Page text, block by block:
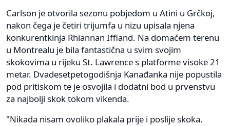
Carlson je otvorila sezonu pobjedom u Atini u Grčkoj,
nakon čega je četiri trijumfa u nizu upisala njena
konkurentkinja Rhiannan Iffland. Na domaćem terenu
u Montrealu je bila fantastična u svim svojim
skokovima u rijeku St. Lawrence s platforme visoke 21
metar. Dvadesetpetogodišnja Kanađanka nije popustila
pod pritiskom te je osvojila i dodatni bod u prvenstvu
za najbolji skok tokom vikenda.
"Nikada nisam ovoliko plakala prije i poslije skoka.